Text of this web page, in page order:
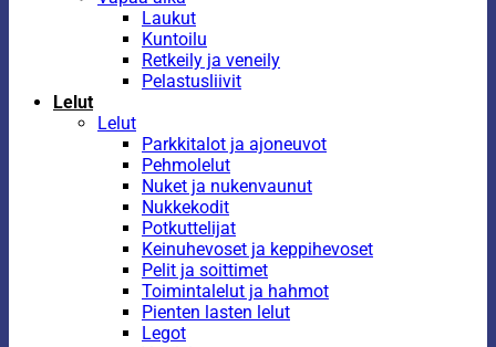
Laukut
Kuntoilu
Retkeily ja veneily
Pelastusliivit
Lelut
Lelut
Parkkitalot ja ajoneuvot
Pehmolelut
Nuket ja nukenvaunut
Nukkekodit
Potkuttelijat
Keinuhevoset ja keppihevoset
Pelit ja soittimet
Toimintalelut ja hahmot
Pienten lasten lelut
Legot